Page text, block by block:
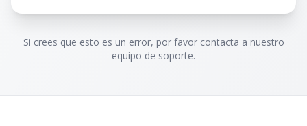
Si crees que esto es un error, por favor contacta a nuestro
equipo de soporte.